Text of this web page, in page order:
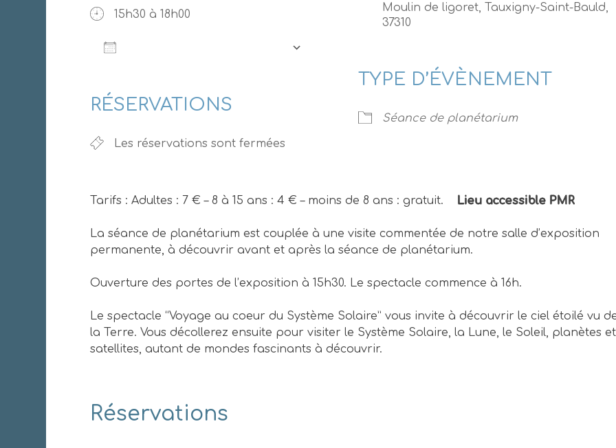
15h30 à 18h00
Calendrier Google iCalendar
RÉSERVATIONS
Les réservations sont fermées
Moulin de ligoret, Tauxigny-Saint-Bauld,
37310
TYPE D’ÉVÈNEMENT
Séance de planétarium
Tarifs : Adultes : 7 € – 8 à 15 ans : 4 € – moins de 8 ans : gratuit. Lieu accessible PMR
La séance de planétarium est couplée à une visite commentée de notre salle d’exposition
permanente, à découvrir avant et après la séance de planétarium.
Ouverture des portes de l’exposition à 15h30. Le spectacle commence à 16h.
Le spectacle “Voyage au coeur du Système Solaire” vous invite à découvrir le ciel étoilé vu
la Terre. Vous décollerez ensuite pour visiter le Système Solaire, la Lune, le Soleil, planètes et
satellites, autant de mondes fascinants à découvrir.
Réservations